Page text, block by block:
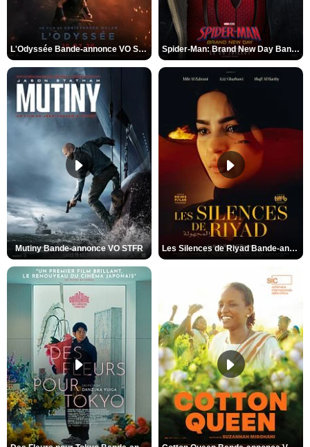
L'Odyssée Bande-annonce VO STFR Spider-Man: Brand New Day Bande-annonce VO STFR
Mutiny Bande-annonce VO STFR Les Silences de Riyad Bande-annonce VO STFR